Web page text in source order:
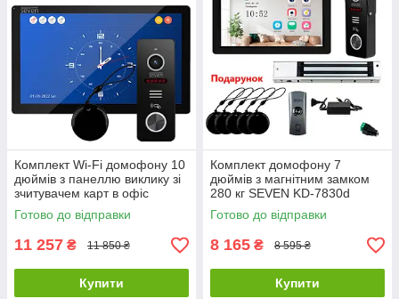
Комплект Wi-Fi домофону 10
дюймів з панеллю виклику зі
зчитувачем карт в офіс
SEVEN DP-7517/02Kit black
Готово до відправки
11 257 ₴ 11 850 ₴
Купити
Комплект домофону 7
дюймів з магнітним замком
280 кг SEVEN KD-7830d
Готово до відправки
8 165 ₴ 8 595 ₴
Купити